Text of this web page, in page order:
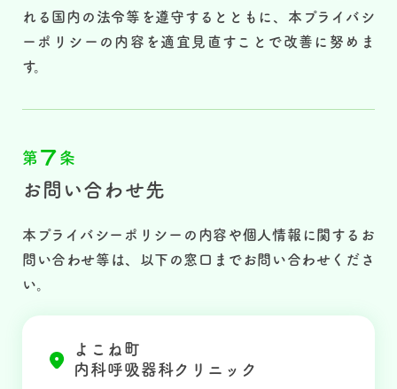
れる国内の法令等を遵守するとともに、本プライバシ
ーポリシーの内容を適宜見直すことで改善に努めま
す。
第 7 条
お問い合わせ先
本プライバシーポリシーの内容や個人情報に関するお
問い合わせ等は、以下の窓口までお問い合わせくださ
い。
よこね町
内科呼吸器科クリニック